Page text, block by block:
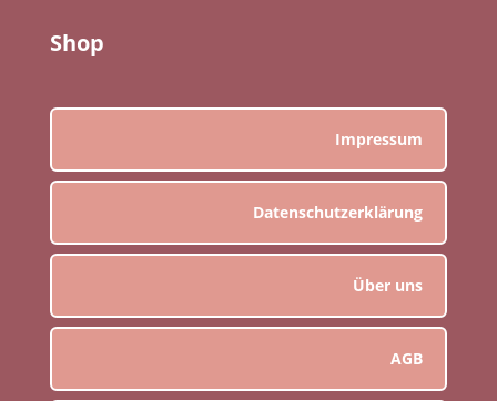
Shop
Impressum
Datenschutzerklärung
Über uns
AGB